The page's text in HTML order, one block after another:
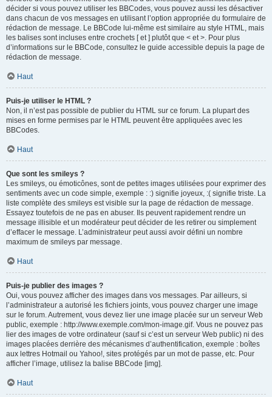
décider si vous pouvez utiliser les BBCodes, vous pouvez aussi les désactiver
dans chacun de vos messages en utilisant l’option appropriée du formulaire de
rédaction de message. Le BBCode lui-même est similaire au style HTML, mais
les balises sont incluses entre crochets [ et ] plutôt que < et >. Pour plus
d’informations sur le BBCode, consultez le guide accessible depuis la page de
rédaction de message.
Haut
Puis-je utiliser le HTML ?
Non, il n’est pas possible de publier du HTML sur ce forum. La plupart des
mises en forme permises par le HTML peuvent être appliquées avec les
BBCodes.
Haut
Que sont les smileys ?
Les smileys, ou émoticônes, sont de petites images utilisées pour exprimer des
sentiments avec un code simple, exemple : :) signifie joyeux, :( signifie triste. La
liste complète des smileys est visible sur la page de rédaction de message.
Essayez toutefois de ne pas en abuser. Ils peuvent rapidement rendre un
message illisible et un modérateur peut décider de les retirer ou simplement
d’effacer le message. L’administrateur peut aussi avoir défini un nombre
maximum de smileys par message.
Haut
Puis-je publier des images ?
Oui, vous pouvez afficher des images dans vos messages. Par ailleurs, si
l’administrateur a autorisé les fichiers joints, vous pouvez charger une image
sur le forum. Autrement, vous devez lier une image placée sur un serveur Web
public, exemple : http://www.exemple.com/mon-image.gif. Vous ne pouvez pas
lier des images de votre ordinateur (sauf si c’est un serveur Web public) ni des
images placées derrière des mécanismes d’authentification, exemple : boîtes
aux lettres Hotmail ou Yahoo!, sites protégés par un mot de passe, etc. Pour
afficher l’image, utilisez la balise BBCode [img].
Haut